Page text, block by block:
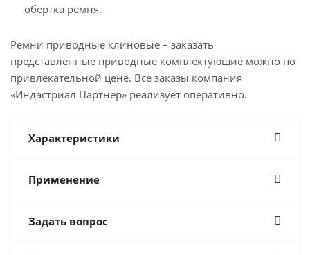
обертка ремня.
Ремни приводные клиновые – заказать
представленные приводные комплектующие можно по
привлекательной цене. Все заказы компания
«Индастриал Партнер» реализует оперативно.
Характеристики
Применение
Задать вопрос